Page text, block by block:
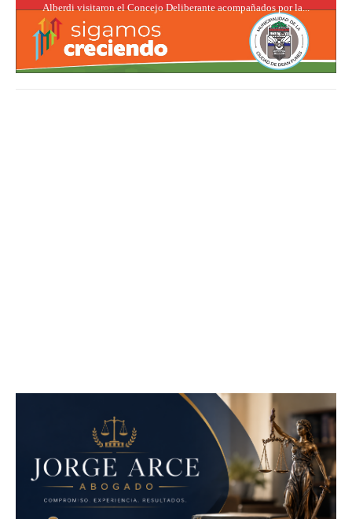
Alberdi visitaron el Concejo Deliberante acompañados por la...